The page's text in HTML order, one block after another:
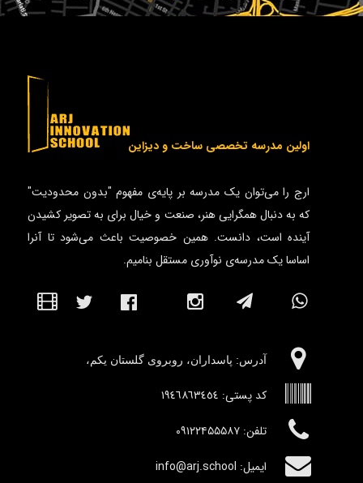
اولین مدرسه تخصصی ساخت و دیزاین
ارج را می‌توان یک مدرسه بر پایه‌ی مفهوم "بدون محدودیت"
که به دنبال همگرایی هنر، صنعت و خیال برای به تصویر کشیدن
آینده است، دانست. همین خصوصیت باعث می‌شود تا آنرا
اساسا یک مدرسه‌ی نوآوری مستقل بنامیم.
آدرس:‌ پاسداران، روبروی گلستان یکم،
کد پستی: ١٩٤٦٨٦٣٤٥٤
تلفن: ۰۹۱۲۲۴۵۵۵۸۷
ایمیل: info@arj.school